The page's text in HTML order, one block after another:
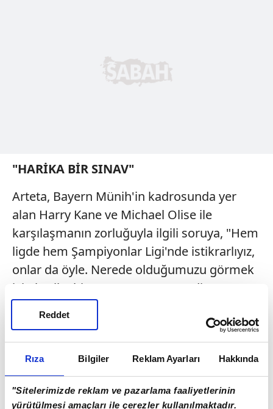
Rıza Bilgiler Reklam Ayarları Hakkında
"Sitelerimizde reklam ve pazarlama faaliyetlerinin
yürütülmesi amaçları ile çerezler kullanılmaktadır.
Reddet
"HARİKA BİR SINAV"
Arteta, Bayern Münih'in kadrosunda yer
alan Harry Kane ve Michael Olise ile
karşılaşmanın zorluğuyla ilgili soruya, "Hem
ligde hem Şampiyonlar Ligi'nde istikrarlıyız,
onlar da öyle. Nerede olduğumuzu görmek
için harika bir sınav." yanıtını verdi.
KOMPANY SÖZLERİ
Deneyimli teknik adam, Manchester City'de
antrenörlüğünü yaptığı Bayern Münih
Teknik Direktörü Vincent Kompany'nin
kariyeriyle ilgili soru üzerine, "Ne yapmaya